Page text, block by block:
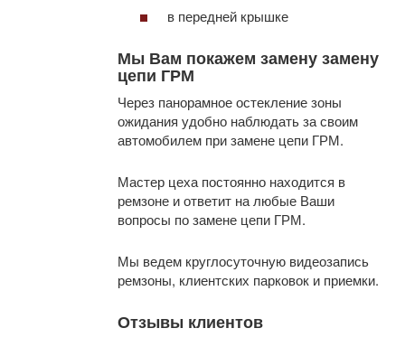
в передней крышке
Мы Вам покажем замену замену
цепи ГРМ
Через панорамное остекление зоны
ожидания удобно наблюдать за своим
автомобилем при замене цепи ГРМ.
Мастер цеха постоянно находится в
ремзоне и ответит на любые Ваши
вопросы по замене цепи ГРМ.
Мы ведем круглосуточную видеозапись
ремзоны, клиентских парковок и приемки.
Отзывы клиентов